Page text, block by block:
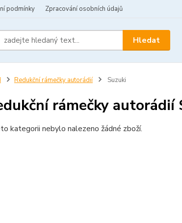
podmínky Zpracování osobních údajů
Hledat
Redukční rámečky autorádií Suzuki
rámečky autorádií
kategorii nebylo nalezeno žádné zboží.